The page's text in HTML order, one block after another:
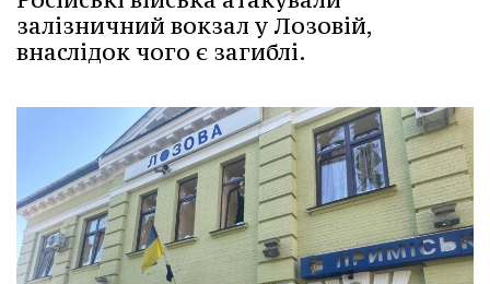
залізничний вокзал у Лозовій,
внаслідок чого є загиблі.